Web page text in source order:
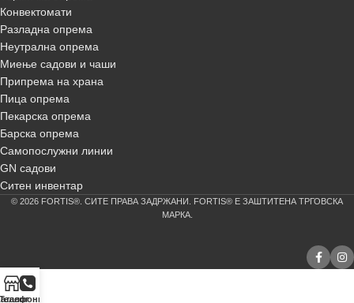
Конвектомати
Разладна опрема
Неутрална опрема
Миење садови и чаши
Припрема на храна
Пица опрема
Пекарска опрема
Барска опрема
Самопослужни линии
GN садови
Ситен инвентар
© 2026 FORTIS®. СИТЕ ПРАВА ЗАДРЖАНИ. FORTIS® Е ЗАШТИТЕНА ТРГОВСКА
МАРКА.